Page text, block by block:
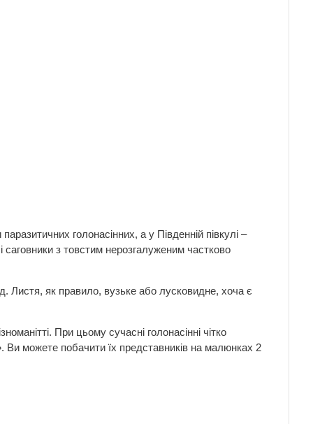
голонасінних, а у Південній півкулі –
з товстим нерозгалуженим частково
Листя, як правило, вузьке або лусковидне, хоча є
При цьому сучасні голонасінні чітко
Ви можете побачити їх представників на малюнках 2